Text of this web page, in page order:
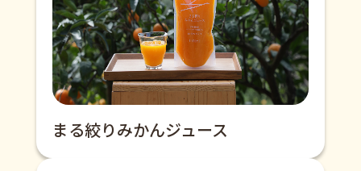
まる絞りみかんジュース